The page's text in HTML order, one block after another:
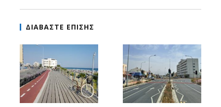
ΔΙΑΒΑΣΤΕ ΕΠΙΣΗΣ